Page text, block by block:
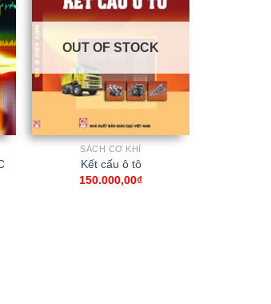
OUT OF STOCK
SÁCH CƠ KHÍ
Kết cấu ô tô
150.000,00₫